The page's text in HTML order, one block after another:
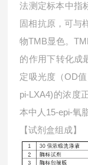
法测定标本中指
固相抗原，可与
物TMB显色。
的作用下转化成
定吸光度（OD
pi-LXA4)的浓度
本中 人15-epi-氧
【试剂盒组成】